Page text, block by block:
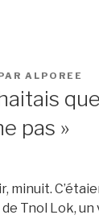
ALPOREE
pas »
minuit.
Tnol Lok, un